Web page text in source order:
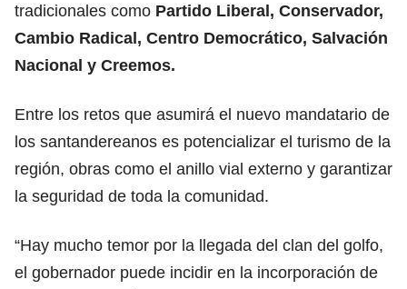
tradicionales como Partido Liberal, Conservador,
Cambio Radical, Centro Democrático, Salvación
Nacional y Creemos.
Entre los retos que asumirá el nuevo mandatario de
los santandereanos es potencializar el turismo de la
región, obras como el anillo vial externo y garantizar
la seguridad de toda la comunidad.
“Hay mucho temor por la llegada del clan del golfo,
el gobernador puede incidir en la incorporación de